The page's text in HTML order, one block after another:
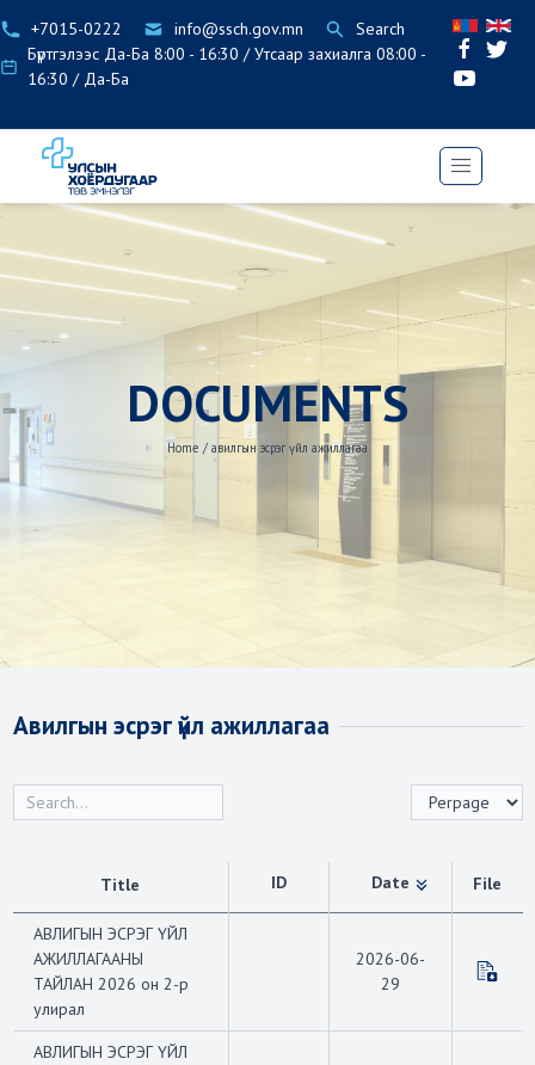
+7015-0222 info@ssch.gov.mn
Search
Бүртгэлээс Да-Ба 8:00 - 16:30 / Утсаар захиалга 08:00 -
16:30 / Да-Ба
DOCUMENTS
Home / авилгын эсрэг үйл ажиллагаа
Авилгын эсрэг үйл ажиллагаа
Title ID Date File
АВЛИГЫН ЭСРЭГ ҮЙЛ
АЖИЛЛАГААНЫ
ТАЙЛАН 2026 он 2-р
улирал
2026-06-
29
АВЛИГЫН ЭСРЭГ ҮЙЛ